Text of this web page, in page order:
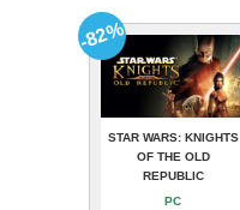
STAR WARS: KNIGHTS
OF THE OLD
REPUBLIC
PC
-82%